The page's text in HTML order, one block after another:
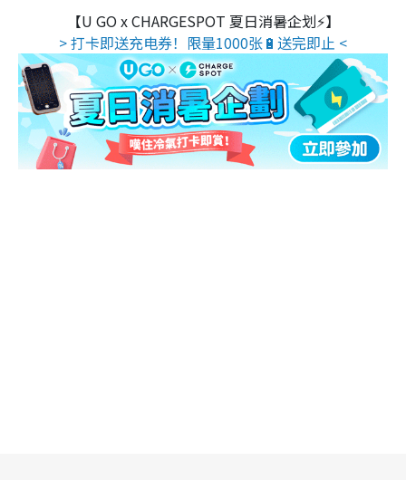
【U GO x CHARGESPOT 夏日消暑企划⚡】
> 打卡即送充电券！限量1000张🔋送完即止 <